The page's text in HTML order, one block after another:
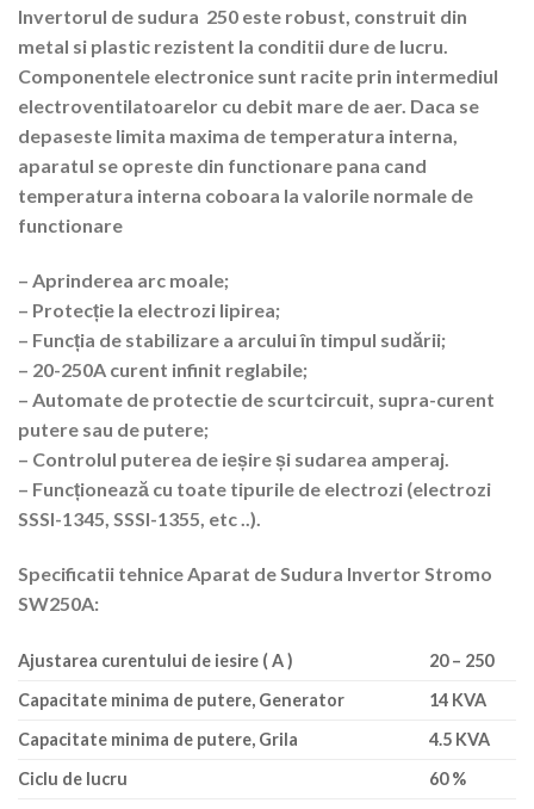
Invertorul de sudura 250 este robust, construit din
metal si plastic rezistent la conditii dure de lucru.
Componentele electronice sunt racite prin intermediul
electroventilatoarelor cu debit mare de aer. Daca se
depaseste limita maxima de temperatura interna,
aparatul se opreste din functionare pana cand
temperatura interna coboara la valorile normale de
functionare
– Aprinderea arc moale;
– Protecție la electrozi lipirea;
– Funcția de stabilizare a arcului în timpul sudării;
– 20-250A curent infinit reglabile;
– Automate de protectie de scurtcircuit, supra-curent
putere sau de putere;
– Controlul puterea de ieșire și sudarea amperaj.
– Funcționează cu toate tipurile de electrozi (electrozi
SSSI-1345, SSSI-1355, etc ..).
Specificatii tehnice Aparat de Sudura Invertor Stromo
SW250A:
Ajustarea curentului de iesire ( A )
20 – 250
Capacitate minima de putere, Generator
14 KVA
Capacitate minima de putere, Grila
4.5 KVA
Ciclu de lucru
60 %